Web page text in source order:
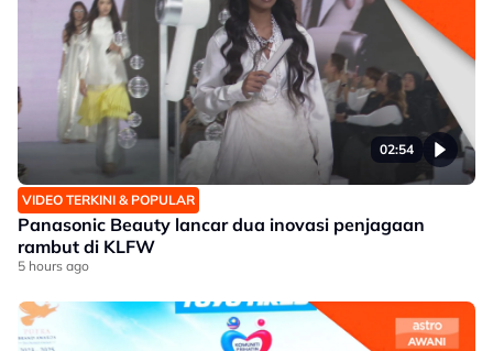
02:54
VIDEO TERKINI & POPULAR
Panasonic Beauty lancar dua inovasi penjagaan
rambut di KLFW
5 hours ago